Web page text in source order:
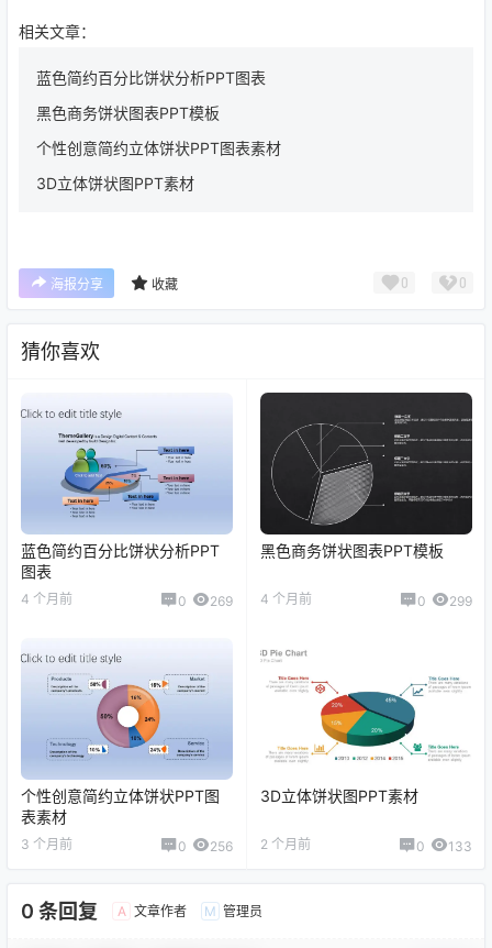
相关文章：
蓝色简约百分比饼状分析PPT图表
黑色商务饼状图表PPT模板
个性创意简约立体饼状PPT图表素材
3D立体饼状图PPT素材
海报分享 收藏 0 0
猜你喜欢
蓝色简约百分比饼状分析PPT
图表
4 个月前 0 269
黑色商务饼状图表PPT模板
4 个月前 0 299
个性创意简约立体饼状PPT图
表素材
3 个月前 0 256
3D立体饼状图PPT素材
2 个月前 0 133
0 条回复 A 文章作者 M 管理员